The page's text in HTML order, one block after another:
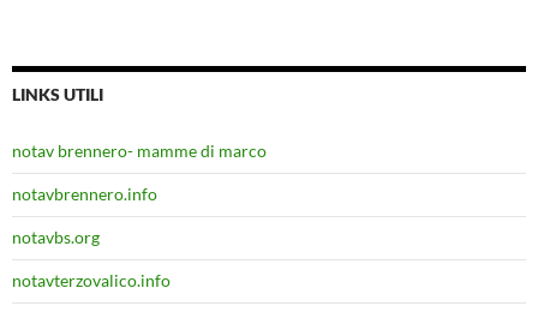
LINKS UTILI
notav brennero- mamme di marco
notavbrennero.info
notavbs.org
notavterzovalico.info